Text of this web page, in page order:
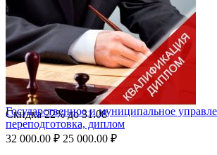
Скидка22%до31.08
Государственное и муниципальное
переподготовка, диплом
32 000.00 ₽ 25 000.00 ₽